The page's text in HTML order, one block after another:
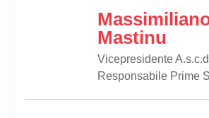
Mastinu
Vicepresidente
Responsabile Prime